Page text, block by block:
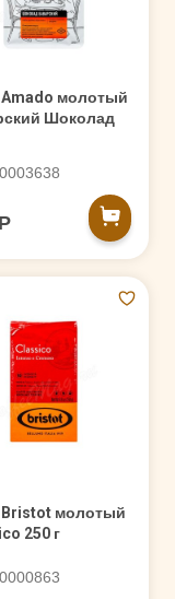
молотый
Шоколад
молотый
250 г